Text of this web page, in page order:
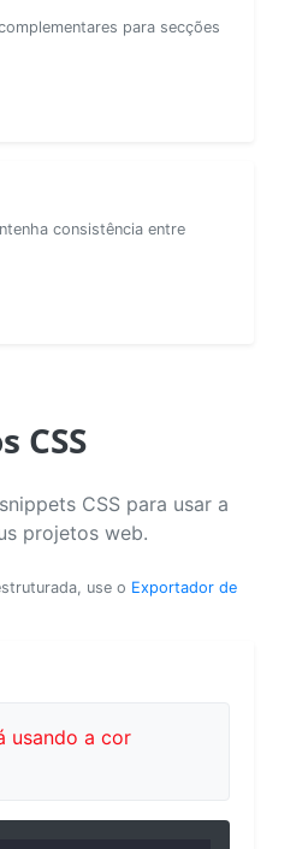
para secções
consistência entre
CSS
CSS para usar a
projetos web.
use o Exportador de
usando a cor